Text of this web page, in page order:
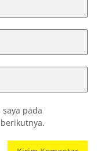
pada